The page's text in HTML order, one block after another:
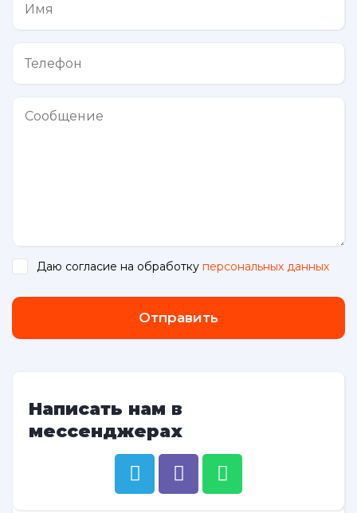
Даю согласие на обработку персональных данных
Отправить
Написать нам в
мессенджерах